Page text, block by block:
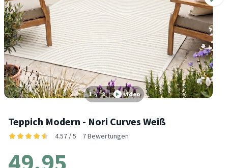
1 / 8 video
Teppich Modern - Nori Curves Weiß
4.57 / 5 7 Bewertungen